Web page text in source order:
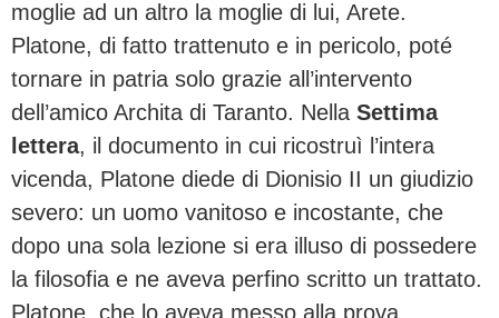
moglie ad un altro la moglie di lui, Arete.
Platone, di fatto trattenuto e in pericolo, poté
tornare in patria solo grazie all’intervento
dell’amico Archita di Taranto. Nella Settima
lettera, il documento in cui ricostruì l’intera
vicenda, Platone diede di Dionisio II un giudizio
severo: un uomo vanitoso e incostante, che
dopo una sola lezione si era illuso di possedere
la filosofia e ne aveva perfino scritto un trattato.
Platone, che lo aveva messo alla prova